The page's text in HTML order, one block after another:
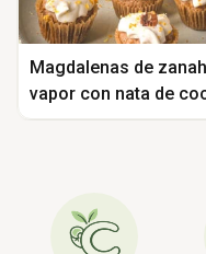
Magdalenas de
vapor con nata de